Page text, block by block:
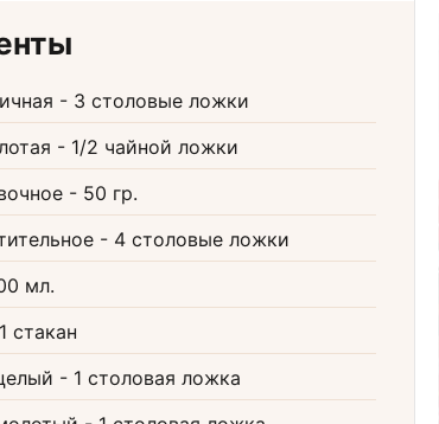
- 3 столовые ложки
- 1/2 чайной ложки
- 50 гр.
- 4 столовые ложки
мл.
стакан
- 1 столовая ложка